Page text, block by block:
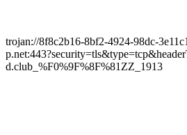
trojan://8f8c2b16-8bf2-4924-98dc-
d.club_%F0%9F%8F%81ZZ_1913